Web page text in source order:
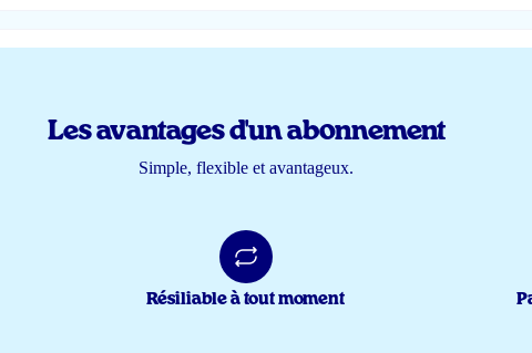
en verpakt in een hersluitbaar zakje. Met een abonnement en
Les avantages d'un abonnement
Simple, flexible et avantageux.
Résiliable à tout moment